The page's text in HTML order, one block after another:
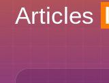
Articles